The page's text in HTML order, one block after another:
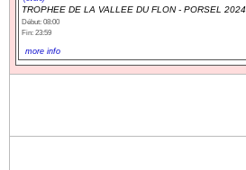
TROPHEE DE LA VALLEE DU FLON - PORSEL 2024
Début: 08:00
Fin: 23:59
more info